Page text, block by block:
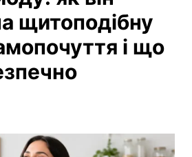
щитоподібну
і що